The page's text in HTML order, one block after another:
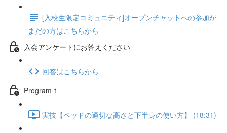
[入校生限定コミュニティ]オープンチャットへの参加が
まだの方はこちらから
入会アンケートにお答えください
回答はこちらから
Program 1
実技【ベッドの適切な高さと下半身の使い方】 (18:31)